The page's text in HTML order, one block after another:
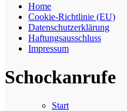
Home
Cookie-Richtlinie (EU)
Datenschutzerklärung
Haftungsausschluss
Impressum
Schockanrufe
Start